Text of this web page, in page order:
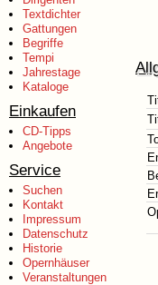
Textdichter
Gattungen
Begriffe
Tempi
Jahrestage
Kataloge
Einkaufen
CD-Tipps
Angebote
Service
Suchen
Kontakt
Impressum
Datenschutz
Historie
Opernhäuser
Veranstaltungen